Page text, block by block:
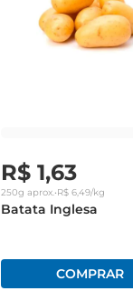
R$ 1,63
250g aprox.•R$ 6,49/kg
Batata Inglesa